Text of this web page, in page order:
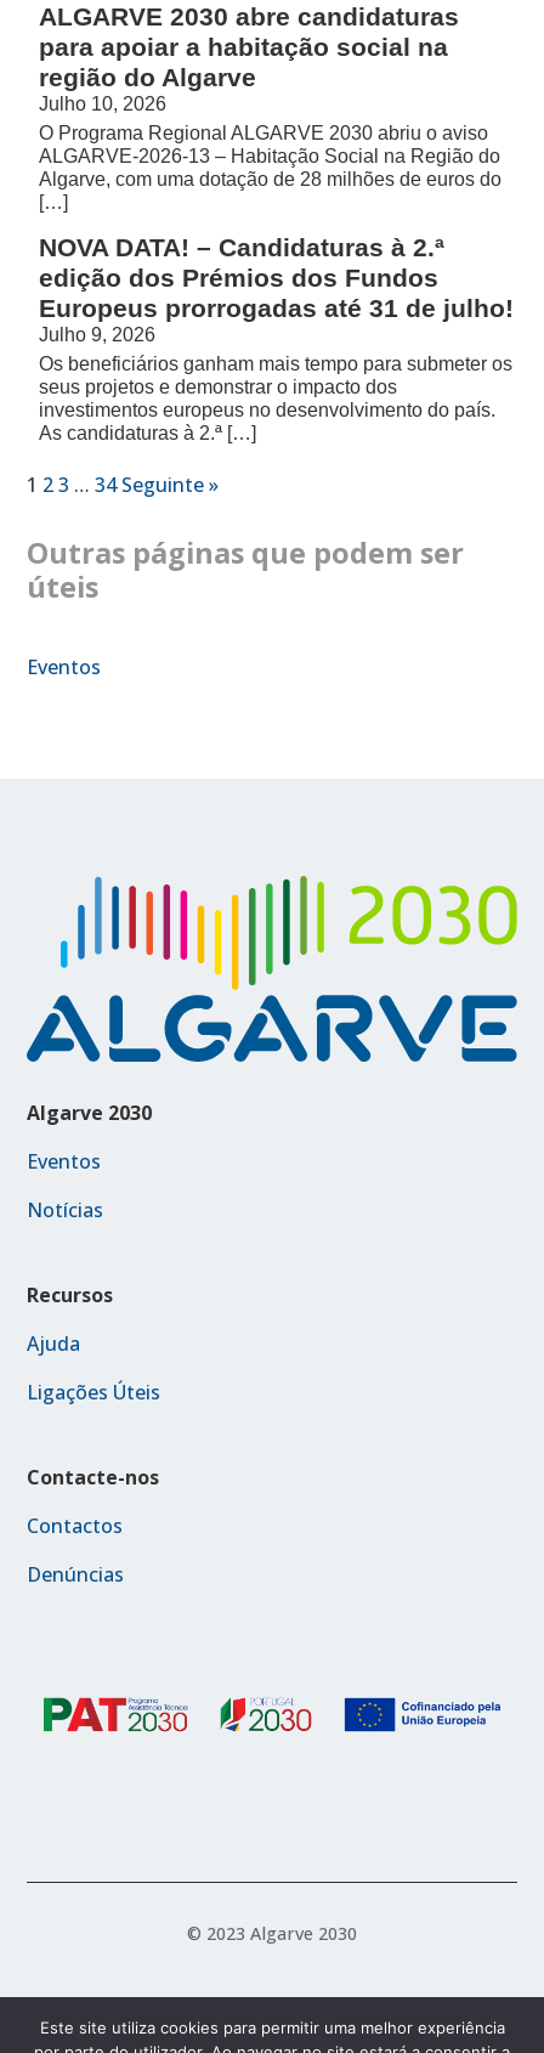
ALGARVE 2030 abre candidaturas
para apoiar a habitação social na
região do Algarve
Julho 10, 2026
O Programa Regional ALGARVE 2030 abriu o aviso
ALGARVE-2026-13 – Habitação Social na Região do
Algarve, com uma dotação de 28 milhões de euros do
[…]
NOVA DATA! – Candidaturas à 2.ª
edição dos Prémios dos Fundos
Europeus prorrogadas até 31 de julho!
Julho 9, 2026
Os beneficiários ganham mais tempo para submeter os
seus projetos e demonstrar o impacto dos
investimentos europeus no desenvolvimento do país.
As candidaturas à 2.ª […]
1 2 3 … 34 Seguinte »
Outras páginas que podem ser
úteis
Eventos
Algarve 2030
Eventos
Notícias
Recursos
Ajuda
Ligações Úteis
Contacte-nos
Contactos
Denúncias
© 2023 Algarve 2030
Política de Acessibilidade
Política de Privacidade
Este site utiliza cookies para permitir uma melhor experiência